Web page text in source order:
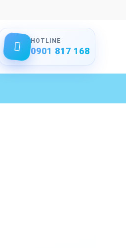
HOTLINE
0901 817 168